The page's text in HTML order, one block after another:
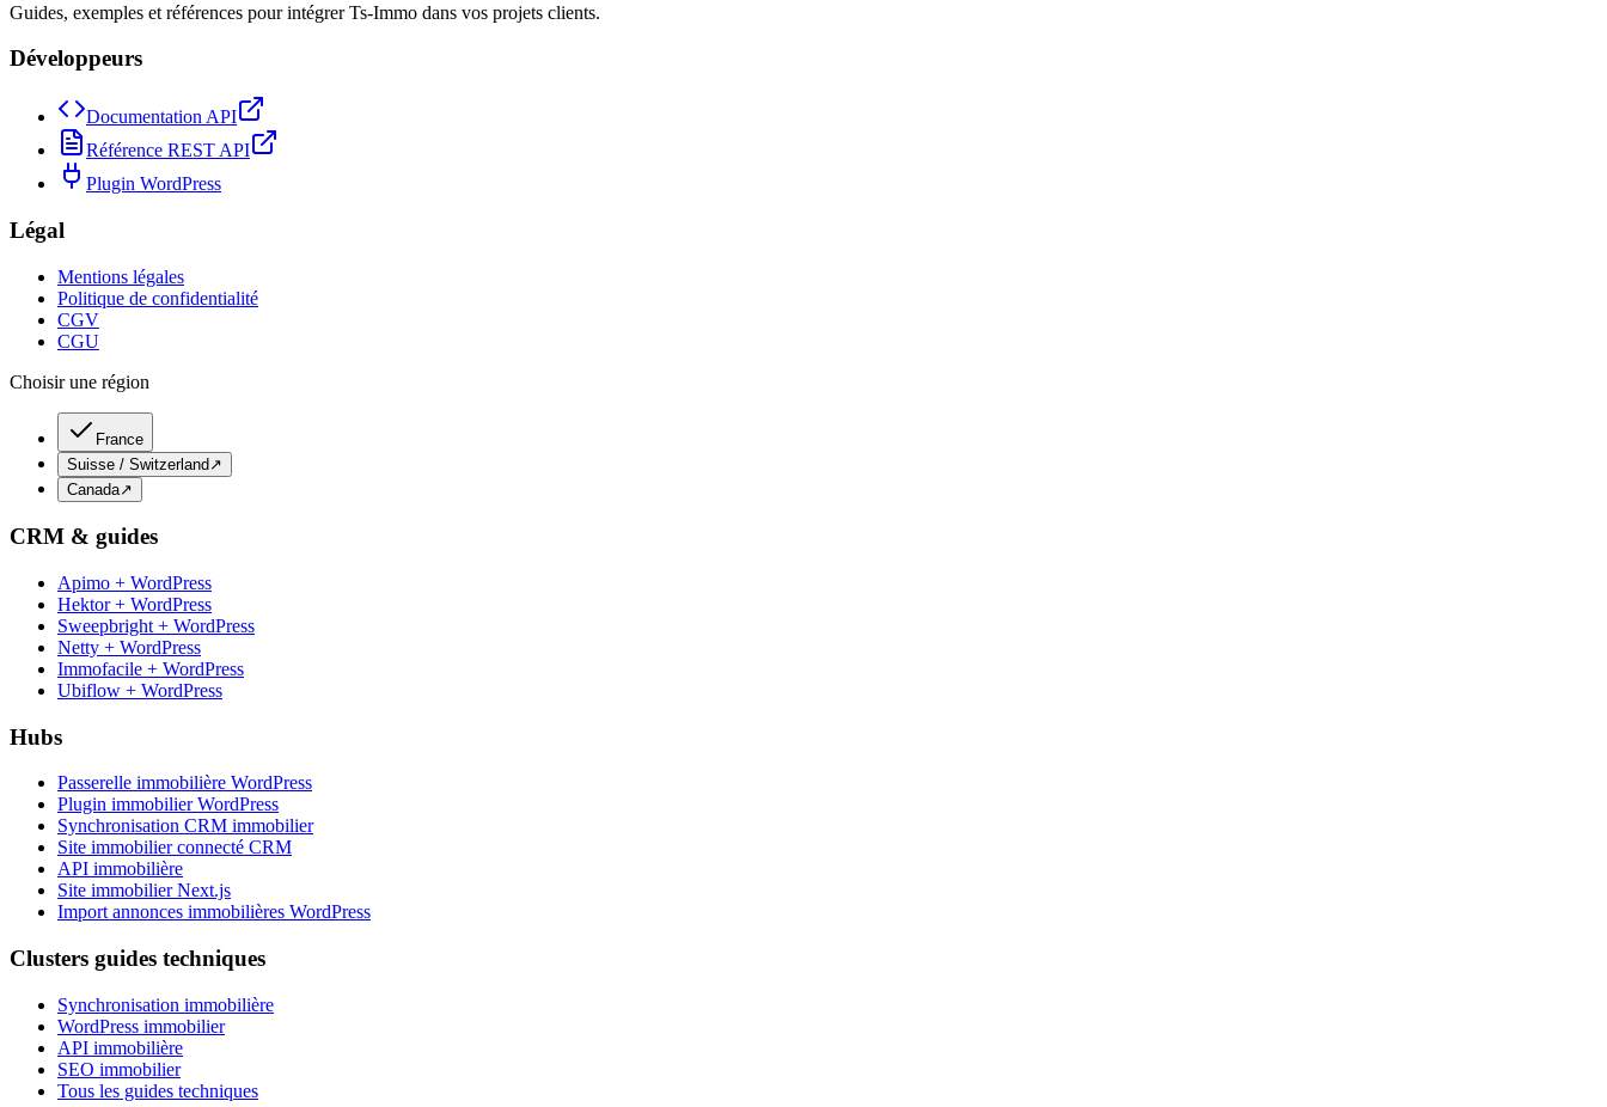
Guides, exemples et références pour intégrer Ts-Immo dans vos projets clients.
Développeurs
Documentation API
Référence REST API
Plugin WordPress
Légal
Mentions légales
Politique de confidentialité
CGV
CGU
Choisir une région
France
Suisse / Switzerland↗
Canada↗
CRM & guides
Apimo + WordPress
Hektor + WordPress
Sweepbright + WordPress
Netty + WordPress
Immofacile + WordPress
Ubiflow + WordPress
Hubs
Passerelle immobilière WordPress
Plugin immobilier WordPress
Synchronisation CRM immobilier
Site immobilier connecté CRM
API immobilière
Site immobilier Next.js
Import annonces immobilières WordPress
Clusters guides techniques
Synchronisation immobilière
WordPress immobilier
API immobilière
SEO immobilier
Tous les guides techniques